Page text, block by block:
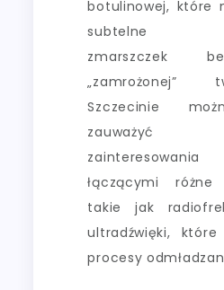
botulinowej, które
subtelne
zmarszczek
„zamrożonej”
Szczecinie
łączącymi różne
takie jak
ultradźwięki, które
procesy